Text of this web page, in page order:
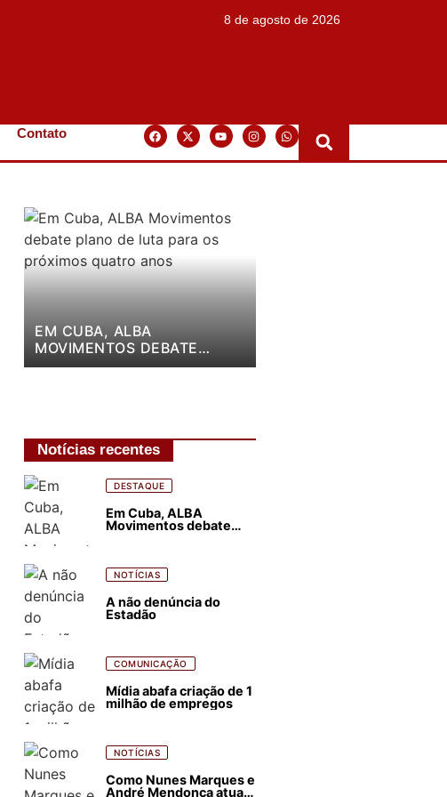
8 de agosto de 2026
Contato
EM CUBA, ALBA
MOVIMENTOS DEBATE
PLANO DE LUTA PARA OS
Notícias recentes
DESTAQUE
Em Cuba, ALBA
Movimentos debate
NOTÍCIAS
A não denúncia do
Estadão
COMUNICAÇÃO
Mídia abafa criação de 1
milhão de empregos
NOTÍCIAS
Como Nunes Marques e
André Mendonça atuam